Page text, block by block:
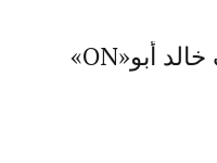
«ON»الليلة.. أحمد شيبة ضيف خالد أبو